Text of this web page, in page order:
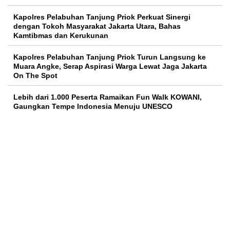
Kapolres Pelabuhan Tanjung Priok Perkuat Sinergi
dengan Tokoh Masyarakat Jakarta Utara, Bahas
Kamtibmas dan Kerukunan
Kapolres Pelabuhan Tanjung Priok Turun Langsung ke
Muara Angke, Serap Aspirasi Warga Lewat Jaga Jakarta
On The Spot
Lebih dari 1.000 Peserta Ramaikan Fun Walk KOWANI,
Gaungkan Tempe Indonesia Menuju UNESCO